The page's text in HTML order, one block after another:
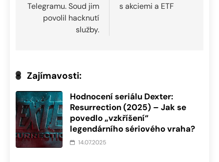
Telegramu. Soud jim
povolil hacknutí
služby.
s akciemi a ETF
Zajímavosti:
Hodnocení seriálu Dexter:
Resurrection (2025) – Jak se
povedlo „vzkříšení“
legendárního sériového vraha?
14.07.2025